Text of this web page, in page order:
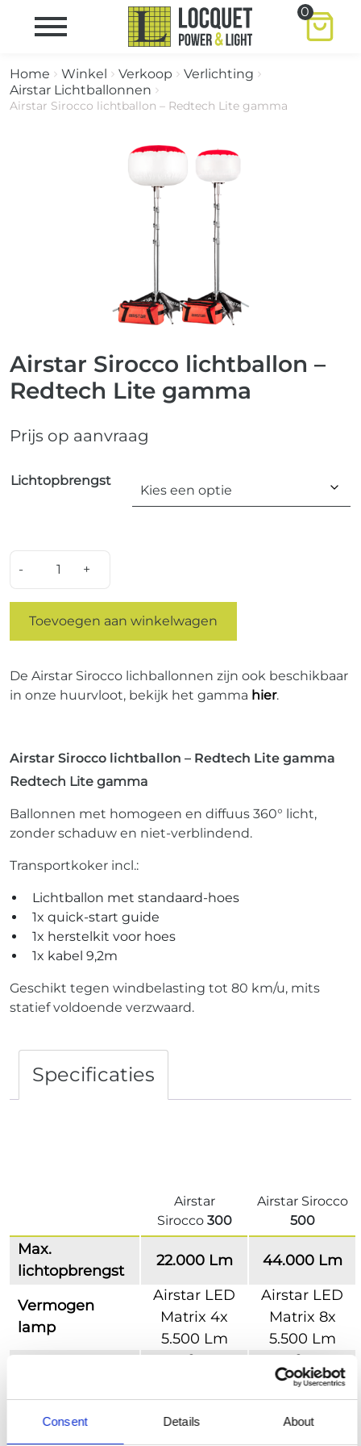
Consent Details About
0
Home Winkel Verkoop
Verlichting
Airstar Lichtballonnen
Airstar Sirocco lichtballon – Redtech Lite gamma
Airstar Sirocco lichtballon –
Redtech Lite gamma
Prijs op aanvraag
Lichtopbrengst
Toevoegen aan winkelwagen
De Airstar Sirocco lichballonnen zijn ook beschikbaar
in onze huurvloot, bekijk het gamma hier.
Airstar Sirocco lichtballon – Redtech Lite gamma
Redtech Lite gamma
Ballonnen met homogeen en diffuus 360° licht,
zonder schaduw en niet-verblindend.
Transportkoker incl.:
Lichtballon met standaard-hoes
1x quick-start guide
1x herstelkit voor hoes
1x kabel 9,2m
Geschikt tegen windbelasting tot 80 km/u, mits
statief voldoende verzwaard.
Specificaties
Airstar
Sirocco 300
Airstar Sirocco
500
Max.
lichtopbrengst
22.000 Lm 44.000 Lm
Vermogen
lamp
Airstar LED
Matrix 4x
5.500 Lm
Airstar LED
Matrix 8x
5.500 Lm
314m² @5Lx
@0,5Lx
531m² @5Lx
| 2.289m²
@0,5Lx
Grootte ballon
ø 60 cm / h
ø 85 cm / h